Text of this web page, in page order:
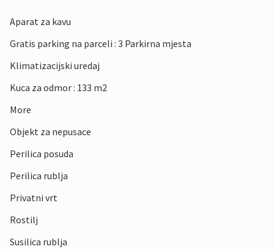
Aparat za kavu
Gratis parking na parceli : 3 Parkirna mjesta
Klimatizacijski uredaj
Kuca za odmor : 133 m2
More
Objekt za nepusace
Perilica posuda
Perilica rublja
Privatni vrt
Rostilj
Susilica rublja